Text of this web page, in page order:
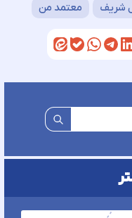
شریف معتمد من